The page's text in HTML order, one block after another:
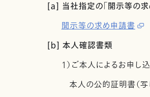
[a] 当社指定の「開示等の求
開示等の求め申請書
[b] 本人確認書類
1）ご本人によるお申し
本人の公的証明書（写